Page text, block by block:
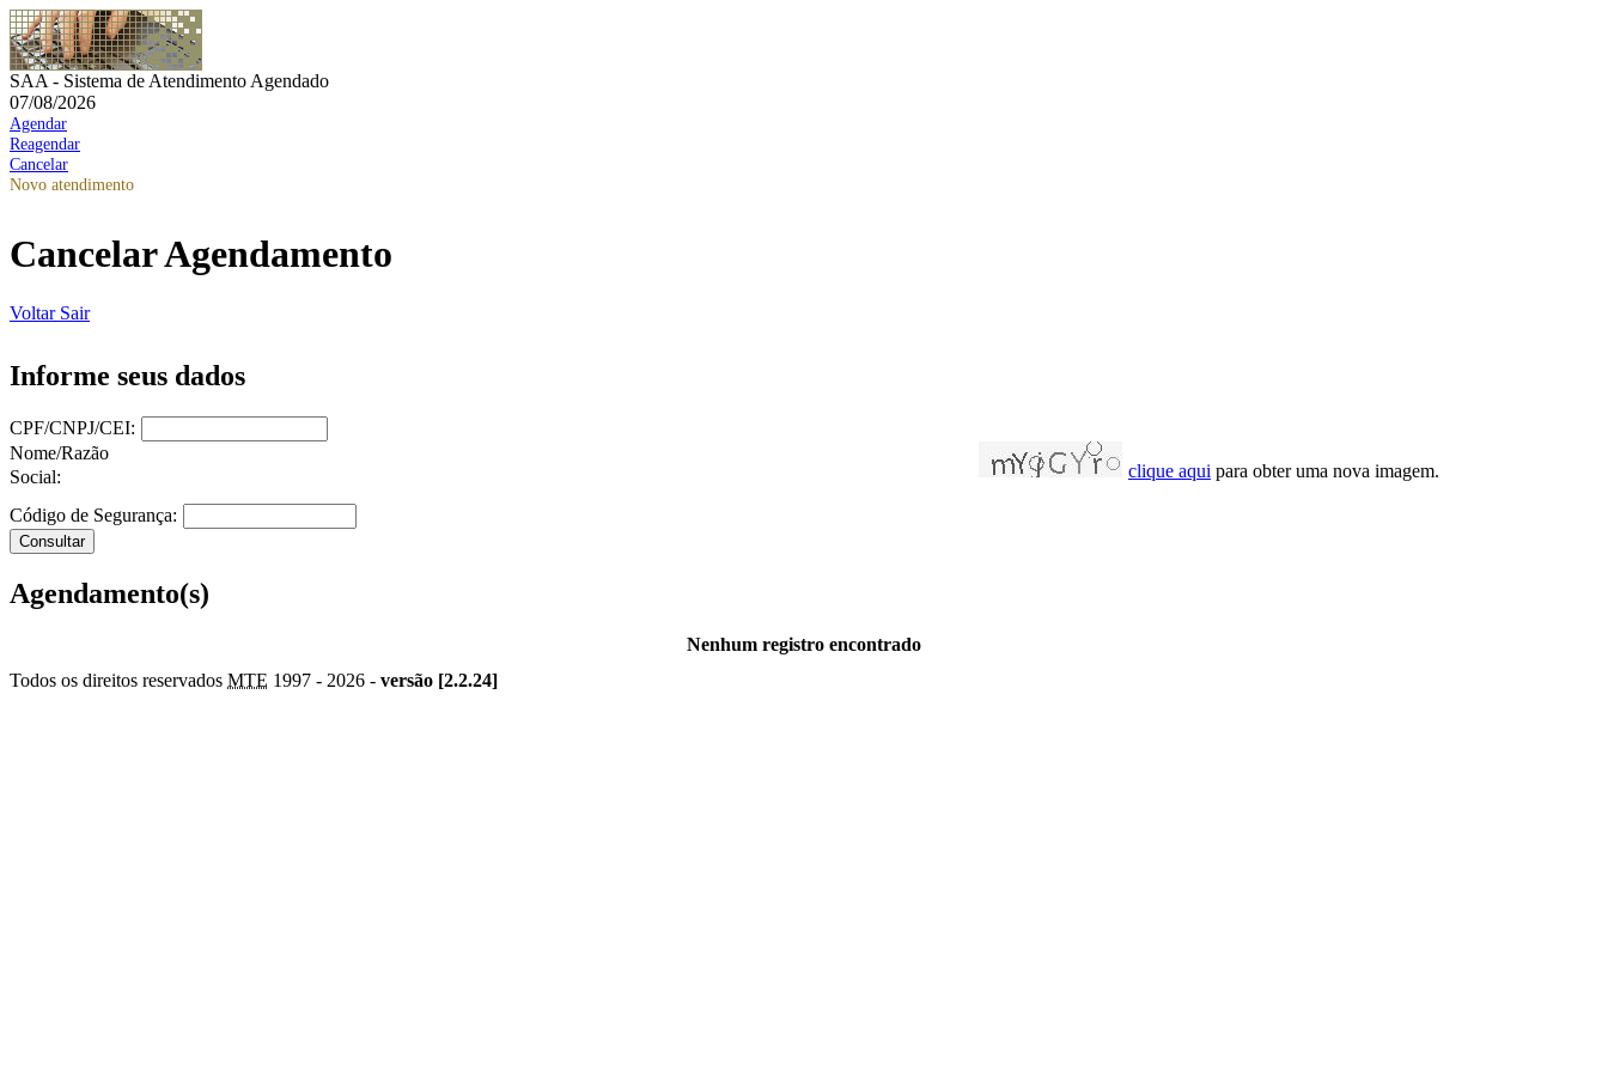
SAA - Sistema de Atendimento Agendado
07/08/2026
Agendar
Reagendar
Cancelar
Novo atendimento
Cancelar Agendamento
Voltar Sair
Informe seus dados
CPF/CNPJ/CEI:
Nome/Razão
Social:
clique aqui para obter uma nova imagem.
Código de Segurança:
Agendamento(s)
Nenhum registro encontrado
Todos os direitos reservados MTE 1997 - 2026 - versão [2.2.24]